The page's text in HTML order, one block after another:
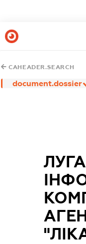
CAHEADER.SEARCH
document.dossier